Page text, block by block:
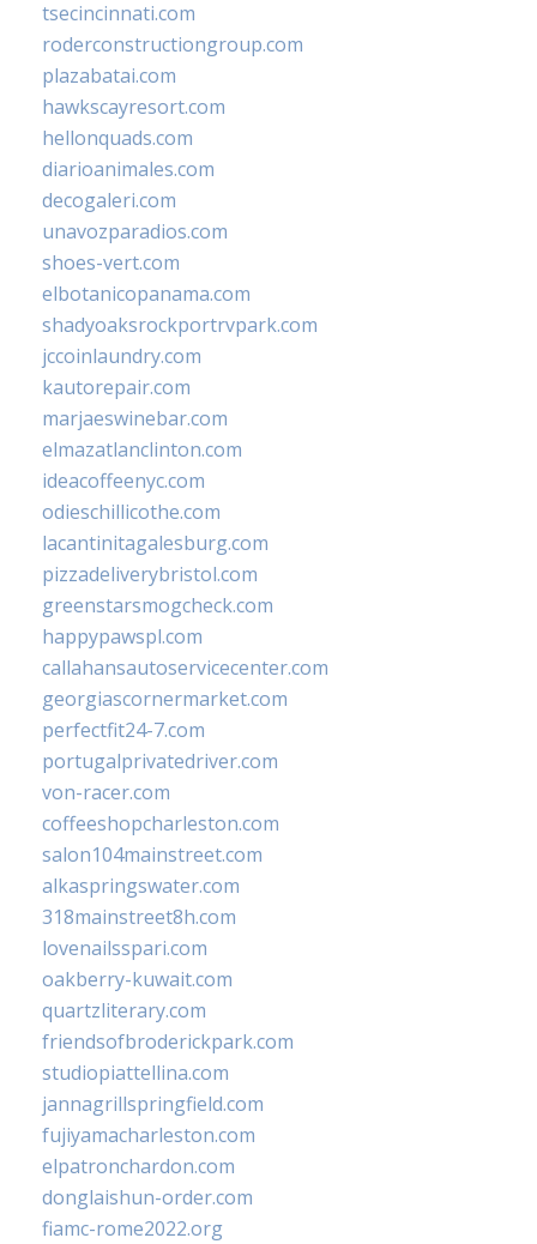
tsecincinnati.com
roderconstructiongroup.com
plazabatai.com
hawkscayresort.com
hellonquads.com
diarioanimales.com
decogaleri.com
unavozparadios.com
shoes-vert.com
elbotanicopanama.com
shadyoaksrockportrvpark.com
jccoinlaundry.com
kautorepair.com
marjaeswinebar.com
elmazatlanclinton.com
ideacoffeenyc.com
odieschillicothe.com
lacantinitagalesburg.com
pizzadeliverybristol.com
greenstarsmogcheck.com
happypawspl.com
callahansautoservicecenter.com
georgiascornermarket.com
perfectfit24-7.com
portugalprivatedriver.com
von-racer.com
coffeeshopcharleston.com
salon104mainstreet.com
alkaspringswater.com
318mainstreet8h.com
lovenailsspari.com
oakberry-kuwait.com
quartzliterary.com
friendsofbroderickpark.com
studiopiattellina.com
jannagrillspringfield.com
fujiyamacharleston.com
elpatronchardon.com
donglaishun-order.com
fiamc-rome2022.org